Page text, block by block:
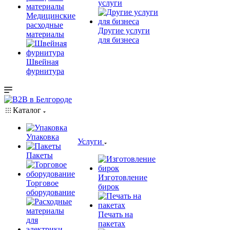
Медицинские
расходные
материалы
Швейная
фурнитура
услуги
Другие услуги
для бизнеса
Каталог
Упаковка
Пакеты
Торговое
оборудование
Услуги
Изготовление
бирок
Печать на
пакетах